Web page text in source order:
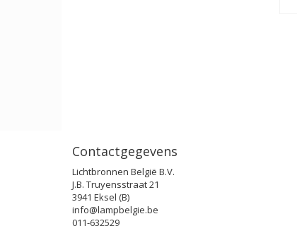
Contactgegevens
Lichtbronnen België B.V.
J.B. Truyensstraat 21
3941 Eksel (B)
info@lampbelgie.be
011-632529